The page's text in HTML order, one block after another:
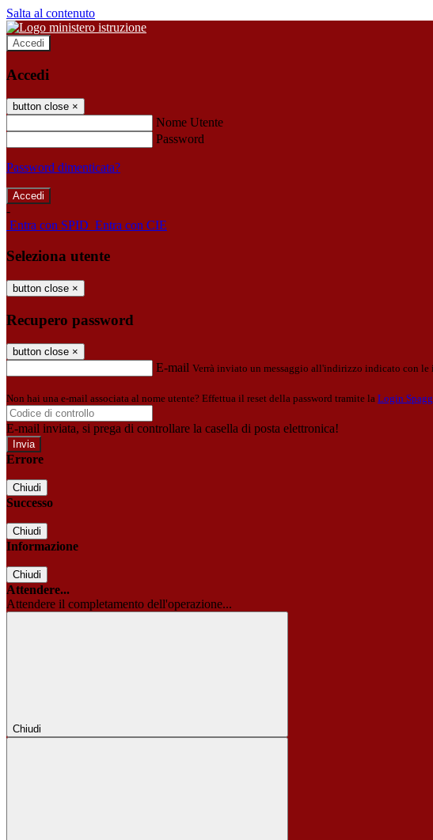
Salta al contenuto
Accedi
Accedi
button close ×
Nome Utente
Password
Password dimenticata?
-
Entra con SPID Entra con CIE
Seleziona utente
button close ×
Recupero password
button close ×
E-mail Verrà inviato un messaggio all'indirizzo indicato con le
Non hai una e-mail associata al nome utente? Effettua il reset della password tramite la Login
E-mail inviata, si prega di controllare la casella di posta elettronica!
Errore
Chiudi
Successo
Chiudi
Informazione
Chiudi
Attendere...
Attendere il completamento dell'operazione...
Chiudi